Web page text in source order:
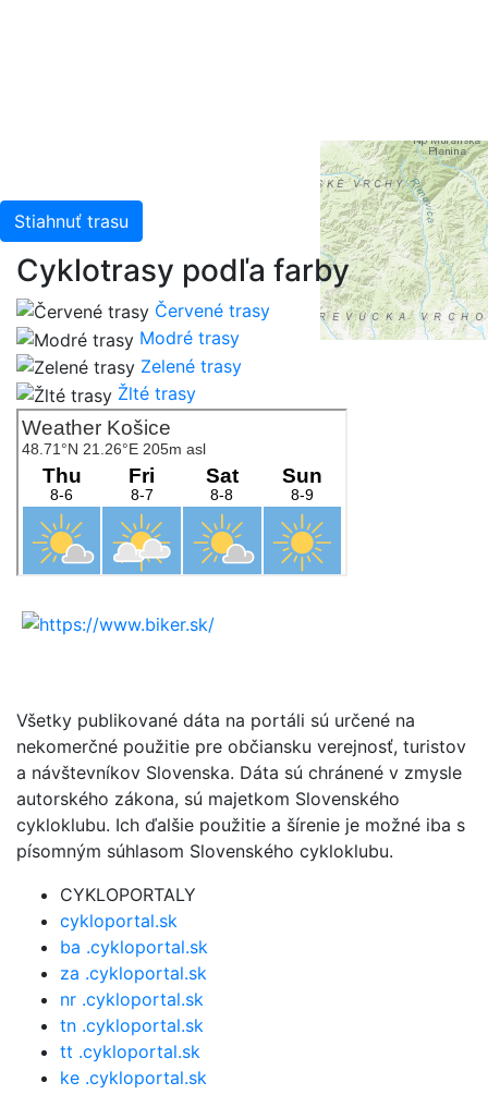
Stiahnuť trasu
Cyklotrasy podľa farby
Červené trasy
Modré trasy
Zelené trasy
Žlté trasy
Všetky publikované dáta na portáli sú určené na
nekomerčné použitie pre občiansku verejnosť, turistov
a návštevníkov Slovenska. Dáta sú chránené v zmysle
autorského zákona, sú majetkom Slovenského
cykloklubu. Ich ďalšie použitie a šírenie je možné iba s
písomným súhlasom Slovenského cykloklubu.
CYKLOPORTALY
cykloportal.sk
ba .cykloportal.sk
za .cykloportal.sk
nr .cykloportal.sk
tn .cykloportal.sk
tt .cykloportal.sk
ke .cykloportal.sk